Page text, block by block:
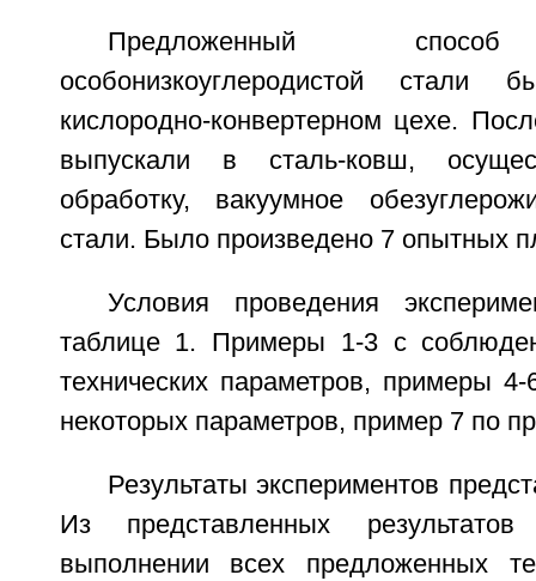
Предложенный способ
особонизкоуглеродистой
кислородно-конвертерном цехе.
выпускали в сталь-ковш,
обработку, вакуумное
стали. Было произведено 7 опытных
Условия проведения
таблице 1. Примеры 1-3 с
технических параметров, примеры
некоторых параметров, пример 7 по
Результаты экспериментов
Из представленных
выполнении всех предложенных